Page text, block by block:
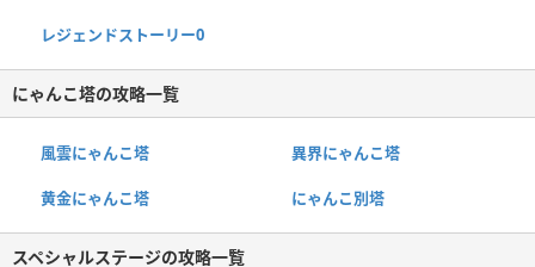
レジェンドストーリー0
にゃんこ塔の攻略一覧
風雲にゃんこ塔 異界にゃんこ塔
黄金にゃんこ塔 にゃんこ別塔
スペシャルステージの攻略一覧